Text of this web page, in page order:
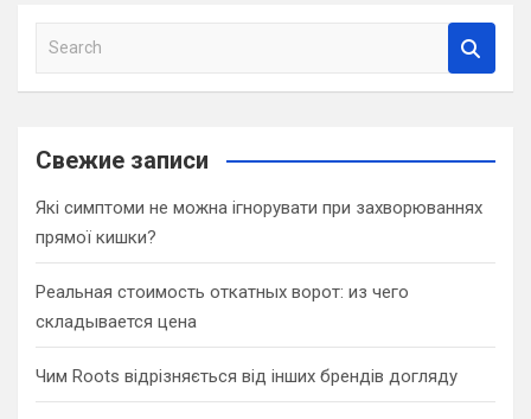
a
c
Свежие записи
Які симптоми не можна ігнорувати при захворюваннях
прямої кишки?
Реальная стоимость откатных ворот: из чего
складывается цена
Чим Roots відрізняється від інших брендів догляду